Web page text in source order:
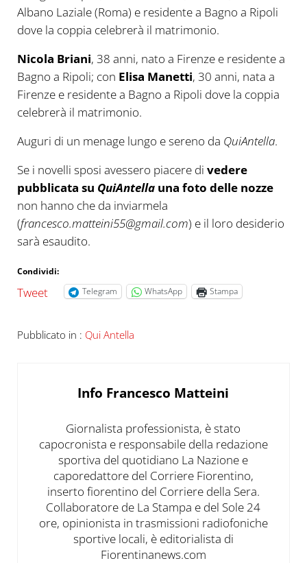
Albano Laziale (Roma) e residente a Bagno a Ripoli
dove la coppia celebrerà il matrimonio.
Nicola Briani, 38 anni, nato a Firenze e residente a
Bagno a Ripoli; con Elisa Manetti, 30 anni, nata a
Firenze e residente a Bagno a Ripoli dove la coppia
celebrerà il matrimonio.
Auguri di un menage lungo e sereno da QuiAntella.
Se i novelli sposi avessero piacere di vedere
pubblicata su QuiAntellauna foto delle nozze
non hanno che da inviarmela
(francesco.matteini55@gmail.com) e il loro desiderio
sarà esaudito.
Condividi:
Tweet Telegram WhatsApp Stampa
Pubblicato in : Qui Antella
Info Francesco Matteini
Giornalista professionista, è stato
capocronista e responsabile della redazione
sportiva del quotidiano La Nazione e
caporedattore del Corriere Fiorentino,
inserto fiorentino del Corriere della Sera.
Collaboratore de La Stampa e del Sole 24
ore, opinionista in trasmissioni radiofoniche
sportive locali, è editorialista di
Fiorentinanews.com